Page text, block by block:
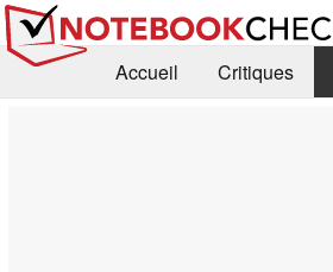
Accueil Critiques